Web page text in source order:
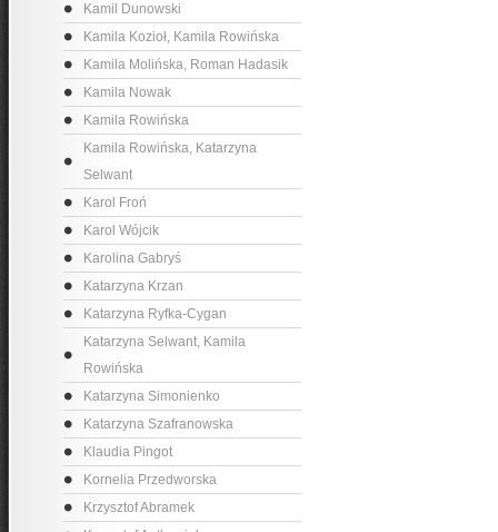
Kamil Dunowski
Kamila Kozioł, Kamila Rowińska
Kamila Molińska, Roman Hadasik
Kamila Nowak
Kamila Rowińska
Kamila Rowińska, Katarzyna
Selwant
Karol Froń
Karol Wójcik
Karolina Gabryś
Katarzyna Krzan
Katarzyna Ryfka-Cygan
Katarzyna Selwant, Kamila
Rowińska
Katarzyna Simonienko
Katarzyna Szafranowska
Klaudia Pingot
Kornelia Przedworska
Krzysztof Abramek